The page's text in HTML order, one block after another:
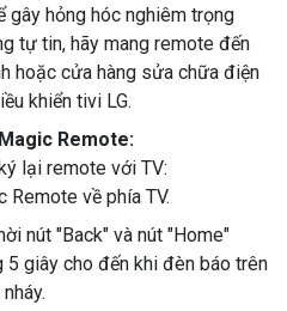
gây hỏng hóc nghiêm trọng
tự tin, hãy mang remote đến
hoặc cửa hàng sửa chữa điện
khiển tivi LG.
Remote:
lại remote với TV:
Remote về phía TV.
nút "Back" và nút "Home"
5 giây cho đến khi đèn báo trên